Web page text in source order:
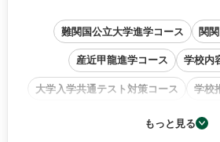
難関国公立大学進学コース 関
産近甲龍進学コース 学校内
大学入学共通テスト対策コース 学校
小論文・作文特訓コー
もっと見る